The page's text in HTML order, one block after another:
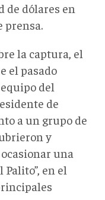
de dólares en
prensa.
la captura, el
el pasado
del
de
a un grupo de
y
una
en el